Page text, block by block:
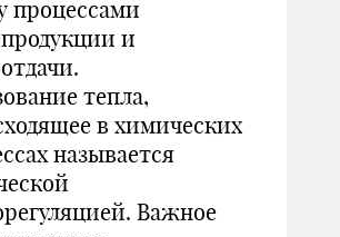
процессами
и
тепла,
в химических
называется
Важное